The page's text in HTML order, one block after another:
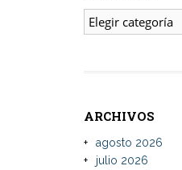
ENTRADAS
ARCHIVOS
agosto 2026
julio 2026